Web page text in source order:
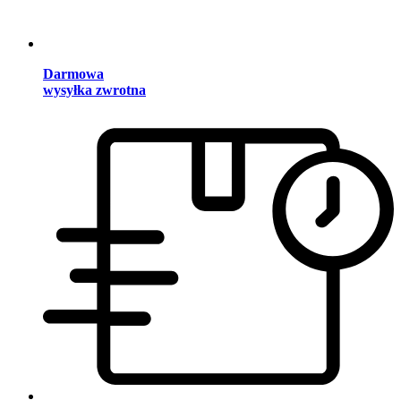
Darmowa
wysyłka zwrotna